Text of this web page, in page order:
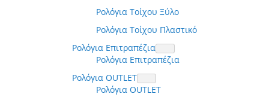
Ρολόγια Τοίχου Ξύλο
Ρολόγια Τοίχου Πλαστικό
Ρολόγια Επιτραπέζια
Ρολόγια Επιτραπέζια
Ρολόγια OUTLET
Ρολόγια OUTLET